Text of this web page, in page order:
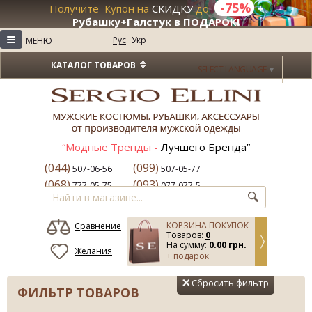
Получите Купон на СКИДКУдо -75% +
Рубашку+Галстук в ПОДАРОК!
≡ МЕНЮ Рус Укр
SELECT LANGUAGE ▼
КАТАЛОГ ТОВАРОВ
“Модные Тренды - Лучшего Бренда”
(044) 507-06-56 (099) 507-05-77
(068)777-05-75 (093)077-077-5
КОРЗИНА ПОКУПОК
Товаров: 0
На сумму: 0.00 грн.
+ подарок
Сравнение
Желания
ФИЛЬТР ТОВАРОВ
Сбросить фильтр